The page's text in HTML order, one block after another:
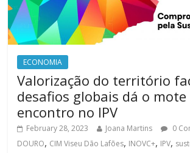
ECONOMIA
Valorização do território
desafios globais dá o mote
encontro no IPV
February 28, 2023 Joana Martins 0
DOURO, CIM Viseu Dão Lafões, INOVC+, IPV,